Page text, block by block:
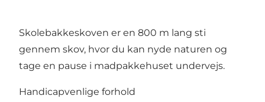
Skolebakkeskoven er en 800 m lang sti
gennem skov, hvor du kan nyde naturen og
tage en pause i madpakkehuset undervejs.
Handicapvenlige forhold